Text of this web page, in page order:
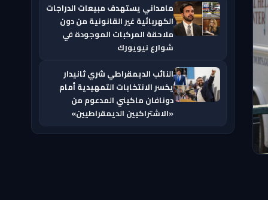
مامداني يستهدف مبيعات الدراجات
الكهربائية غير القانونية من دون
ملاحقة المركبات الموجودة في
شوارع نيويورك
النائب الديمقراطي شري ثانيدار
يخسر الانتخابات التمهيدية أمام
دونافان ماكيني المدعوم من
«الاشتراكيين الديمقراطيين»